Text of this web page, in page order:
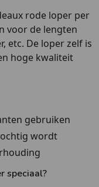
rode loper per
voor de lengten
etc. De loper zelf is
hoge kwaliteit
gebruiken
wordt
speciaal?